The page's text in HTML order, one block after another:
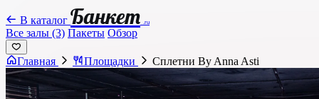
В каталог Банкет .ru
Все залы (3) Пакеты Обзор
Главная Площадки Сплетни By Anna Asti